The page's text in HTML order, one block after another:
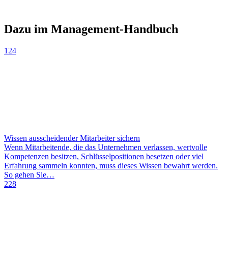
Dazu im Management-Handbuch
124
Wissen ausscheidender Mitarbeiter sichern
Wenn Mitarbeitende, die das Unternehmen verlassen, wertvolle
Kompetenzen besitzen, Schlüsselpositionen besetzen oder viel
Erfahrung sammeln konnten, muss dieses Wissen bewahrt werden.
So gehen Sie…
228